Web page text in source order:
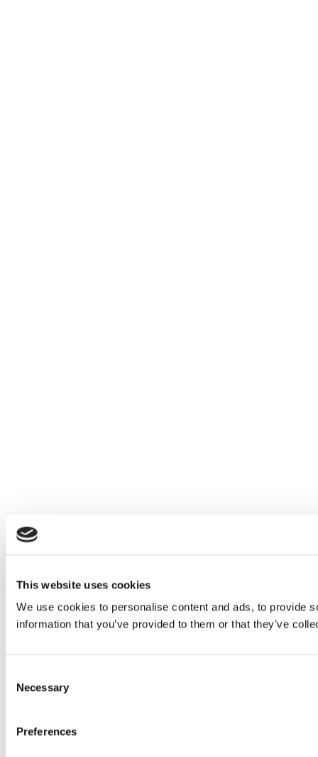
This website uses cookies
We use cookies to personalise content and ads, to provide
information that you’ve provided to them or that they’ve
Selection
Necessary
Preferences